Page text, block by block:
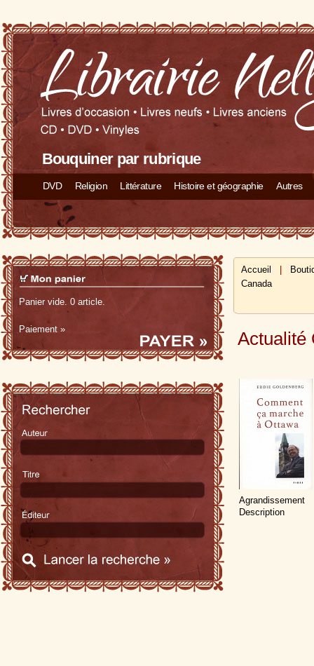
Bouquiner par rubrique
DVD Religion Littérature Histoire et géographie Autres
Panier vide. 0 article.
Paiement »
Accueil
Canada
Actualité
Agrandissement
Description